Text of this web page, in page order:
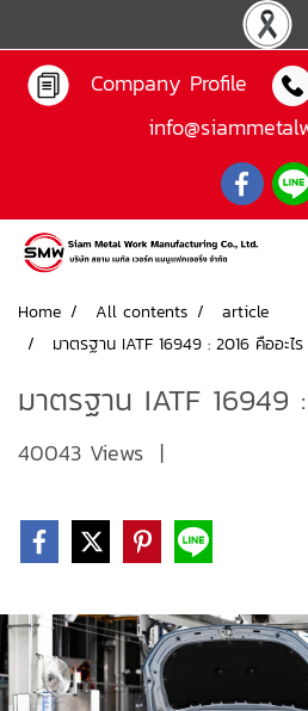
Company Profile
Home All contents
article
มาตรฐาน IATF 16949 : 2016 คืออะไร
มาตรฐาน IATF 16949
40043 Views |